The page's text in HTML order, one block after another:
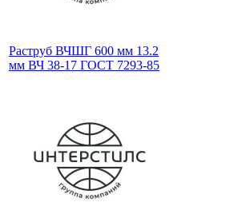
Раструб ВЧШГ 600 мм 13.2
мм ВЧ 38-17 ГОСТ 7293-85